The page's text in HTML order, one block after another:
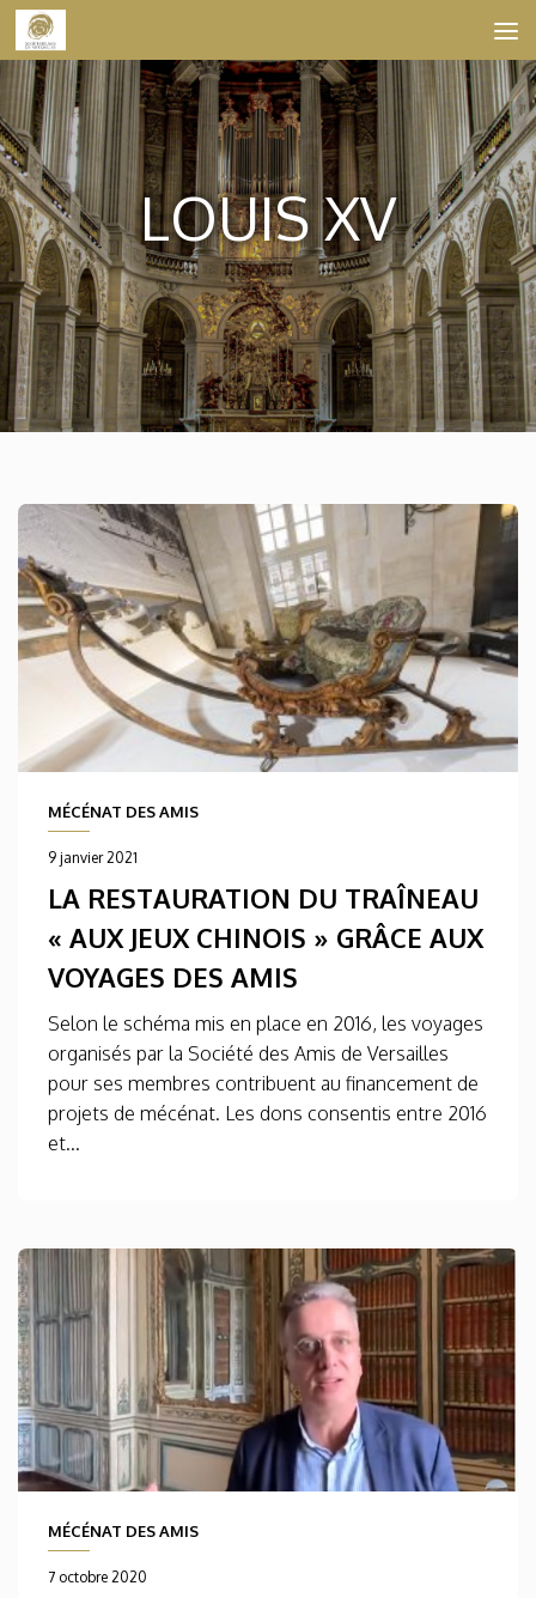
Skip to content
LOUIS XV
MÉCÉNAT DES AMIS
9 janvier 2021
LA RESTAURATION DU TRAÎNEAU
« AUX JEUX CHINOIS » GRÂCE AUX
VOYAGES DES AMIS
Selon le schéma mis en place en 2016, les voyages
organisés par la Société des Amis de Versailles
pour ses membres contribuent au financement de
projets de mécénat. Les dons consentis entre 2016
et...
MÉCÉNAT DES AMIS
7 octobre 2020